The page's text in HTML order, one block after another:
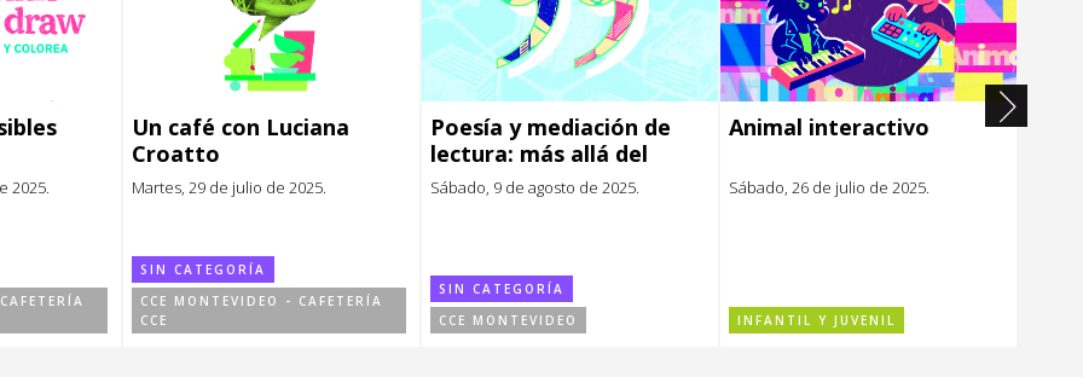
2025.
Un café con Luciana
Croatto
Martes, 29 de julio de 2025.
SIN CATEGORÍA
CCE MONTEVIDEO - CAFETERÍA
CCE
Poesía y mediación de
lectura: más allá del
verso
Sábado, 9 de agosto de 2025.
SIN CATEGORÍA
CCE MONTEVIDEO
Animal interactivo
Sábado, 26 de julio de 2025.
INFANTIL Y JUVENIL